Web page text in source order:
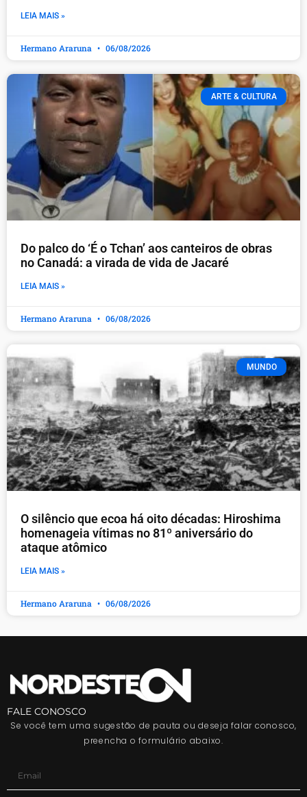
LEIA MAIS »
Hermano Araruna 06/08/2026
ARTE & CULTURA
Do palco do ‘É o Tchan’ aos canteiros de obras
no Canadá: a virada de vida de Jacaré
LEIA MAIS »
Hermano Araruna 06/08/2026
MUNDO
O silêncio que ecoa há oito décadas: Hiroshima
homenageia vítimas no 81º aniversário do
ataque atômico
LEIA MAIS »
Hermano Araruna 06/08/2026
FALE CONOSCO
Se você tem uma sugestão de pauta ou deseja falar conosco,
preencha o formulário abaixo.